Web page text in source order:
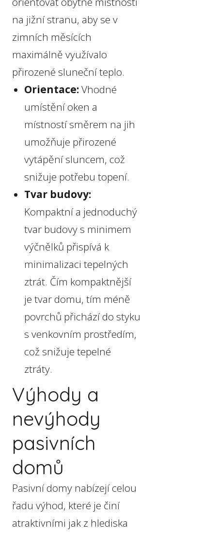
na jižní stranu, aby se v
zimních měsících
maximálně využívalo
přirozené sluneční teplo.
Orientace:Vhodné
umístění oken a
místností směrem na jih
umožňuje přirozené
vytápění sluncem, což
snižuje potřebu topení.
Tvar budovy:
Kompaktní a jednoduchý
tvar budovy s minimem
výčnělků přispívá k
minimalizaci tepelných
ztrát. Čím kompaktnější
je tvar domu, tím méně
povrchů přichází do styku
s venkovním prostředím,
což snižuje tepelné
ztráty.
Výhody a
nevýhody
pasivních
domů
Pasivní domy nabízejí celou
řadu výhod, které je činí
atraktivními jak z hlediska